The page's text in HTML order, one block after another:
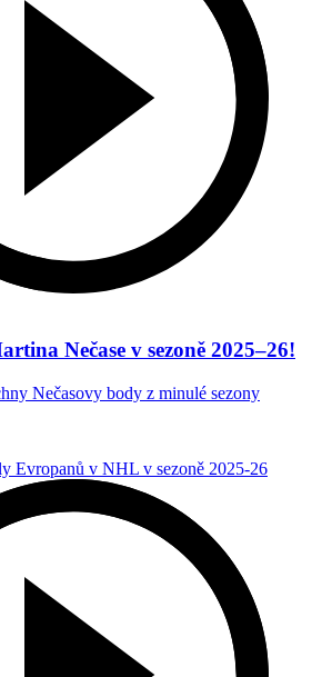
Nečase v sezoně 2025–26!
Nečasovy body z minulé sezony